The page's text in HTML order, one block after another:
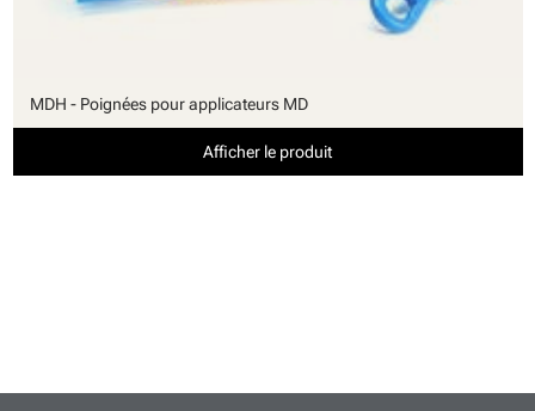
MDH - Poignées pour applicateurs MD
Afficher le produit